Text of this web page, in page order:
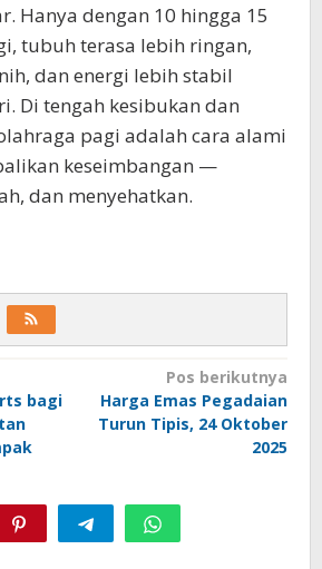
Hanya dengan 10 hingga 15
tubuh terasa lebih ringan,
dan energi lebih stabil
Di tengah kesibukan dan
pagi adalah cara alami
keseimbangan —
dan menyehatkan.
bagi
Pos berikutnya
Harga Emas Pegadaian
Turun Tipis, 24 Oktober
2025